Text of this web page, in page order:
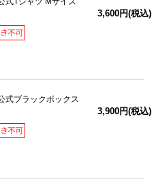
3,600円(税込)
式ブラックボックス
3,900円(税込)